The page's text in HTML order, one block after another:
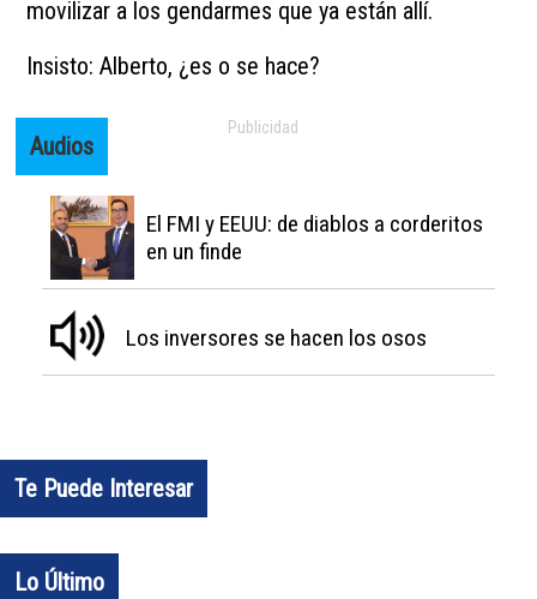
movilizar a los gendarmes que ya están allí.
Insisto: Alberto, ¿es o se hace?
Audios
El FMI y EEUU: de diablos a corderitos
en un finde
Los inversores se hacen los osos
Te Puede Interesar
Lo Último